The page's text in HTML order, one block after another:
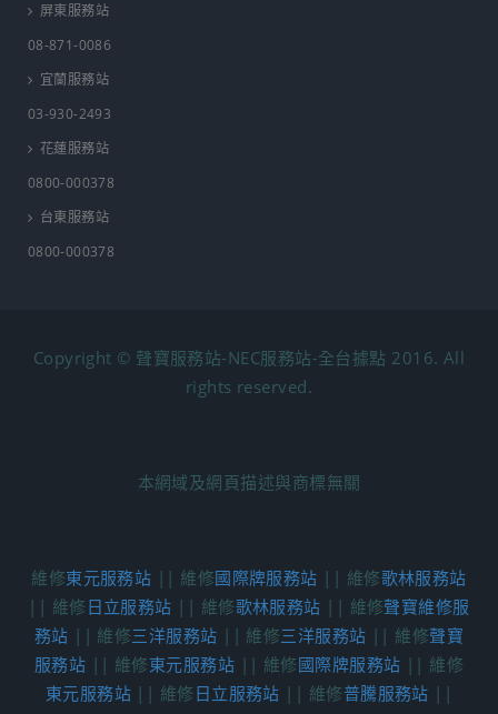
屏東服務站
08-871-0086
宜蘭服務站
03-930-2493
花蓮服務站
0800-000378
台東服務站
0800-000378
Copyright © 聲寶服務站-NEC服務站-全台據點 2016. All
rights reserved.
本網域及網頁描述與商標無關
維修東元服務站 || 維修國際牌服務站 || 維修歌林服務站
|| 維修日立服務站 || 維修歌林服務站 || 維修聲寶維修服
務站 || 維修三洋服務站 || 維修三洋服務站 || 維修聲寶
服務站 || 維修東元服務站 || 維修國際牌服務站 || 維修
東元服務站|| 維修日立服務站 || 維修普騰服務站 ||